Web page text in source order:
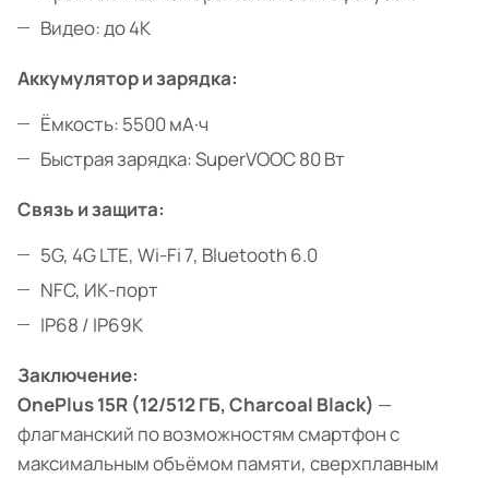
Видео: до 4K
Аккумулятор и зарядка:
Ёмкость: 5500 мА·ч
Быстрая зарядка: SuperVOOC 80 Вт
Связь и защита:
5G, 4G LTE, Wi-Fi 7, Bluetooth 6.0
NFC, ИК-порт
IP68 / IP69K
Заключение:
OnePlus 15R (12/512 ГБ, Charcoal Black) —
флагманский по возможностям смартфон с
максимальным объёмом памяти, сверхплавным